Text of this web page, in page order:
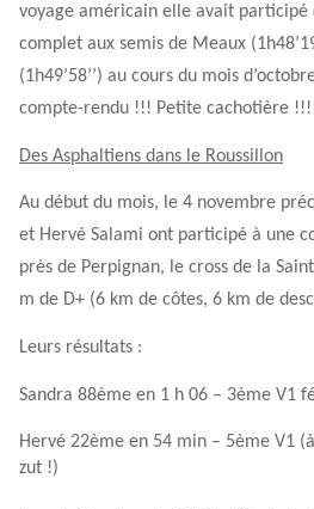
voyage américain elle avait participé
complet aux semis de Meaux
(1h49’58’’) au cours du mois
compte-rendu !!! Petite cachotière !!!
Des Asphaltiens dans le Roussillon
Au début du mois, le 4 novembre
et Hervé Salami ont participé à une
près de Perpignan, le cross de la
m de D+ (6 km de côtes, 6 km de
Leurs résultats :
Sandra 88ème en 1 h 06 – 3ème V1
Hervé 22ème en 54 min – 5ème V1
zut !)